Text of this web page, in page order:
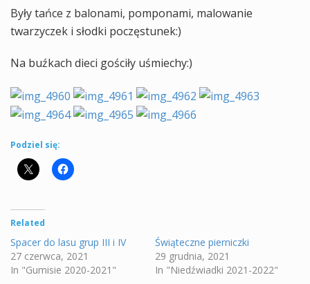
Były tańce z balonami, pomponami, malowanie
twarzyczek i słodki poczęstunek:)
Na buźkach dieci gościły uśmiechy:)
Podziel się:
Related
Spacer do lasu grup III i IV
27 czerwca, 2021
In "Gumisie 2020-2021"
Świąteczne pierniczki
29 grudnia, 2021
In "Niedźwiadki 2021-2022"